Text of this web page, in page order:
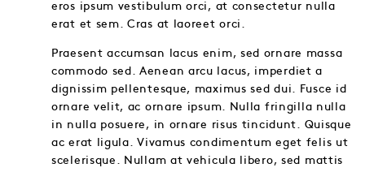
eros ipsum vestibulum orci, at consectetur nulla
erat et sem. Cras at laoreet orci.
Praesent accumsan lacus enim, sed ornare massa
commodo sed. Aenean arcu lacus, imperdiet a
dignissim pellentesque, maximus sed dui. Fusce id
ornare velit, ac ornare ipsum. Nulla fringilla nulla
in nulla posuere, in ornare risus tincidunt. Quisque
ac erat ligula. Vivamus condimentum eget felis ut
scelerisque. Nullam at vehicula libero, sed mattis